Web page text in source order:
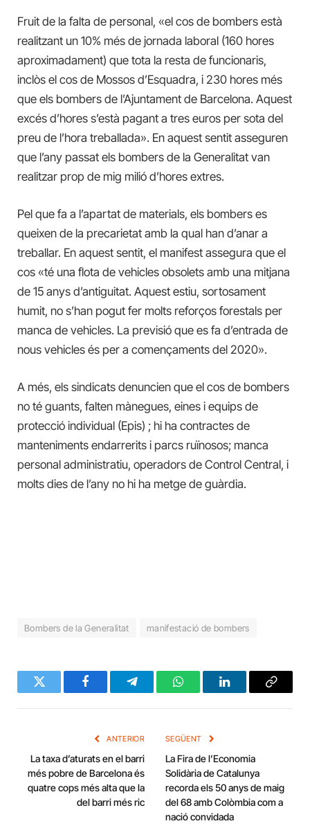
Fruit de la falta de personal, «el cos de bombers està
realitzant un 10% més de jornada laboral (160 hores
aproximadament) que tota la resta de funcionaris,
inclòs el cos de Mossos d’Esquadra, i 230 hores més
que els bombers de l’Ajuntament de Barcelona. Aquest
excés d’hores s’està pagant a tres euros per sota del
preu de l’hora treballada». En aquest sentit asseguren
que l’any passat els bombers de la Generalitat van
realitzar prop de mig milió d’hores extres.
Pel que fa a l’apartat de materials, els bombers es
queixen de la precarietat amb la qual han d’anar a
treballar. En aquest sentit, el manifest assegura que el
cos «té una flota de vehicles obsolets amb una mitjana
de 15 anys d’antiguitat. Aquest estiu, sortosament
humit, no s’han pogut fer molts reforços forestals per
manca de vehicles. La previsió que es fa d’entrada de
nous vehicles és per a començaments del 2020».
A més, els sindicats denuncien que el cos de bombers
no té guants, falten mànegues, eines i equips de
protecció individual (Epis) ; hi ha contractes de
manteniments endarrerits i parcs ruïnosos; manca
personal administratiu, operadors de Control Central, i
molts dies de l’any no hi ha metge de guàrdia.
Bombers de la Generalitat manifestació de bombers
Twitter FacebookTelegramWhatsAppLinkedInCopy
ANTERIOR
La taxa d’aturats en el barri
més pobre de Barcelona és
quatre cops més alta que la
del barri més ric
SEGÜENT
La Fira de l’Economia
Solidària de Catalunya
recorda els 50 anys de maig
del 68 amb Colòmbia com a
nació convidada